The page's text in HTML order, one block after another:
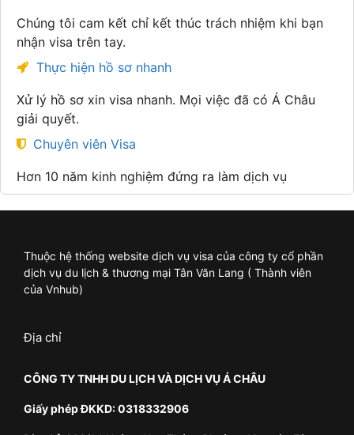
Chúng tôi cam kết chỉ kết thúc trách nhiệm khi bạn
nhận visa trên tay.
Thực hiện hồ sơ nhanh
Xử lý hồ sơ xin visa nhanh. Mọi việc đã có Á Châu
giải quyết.
Chuyên viên Visa
Hơn 10 năm kinh nghiệm đứng ra làm dịch vụ
Thuộc hệ thống website dịch vụ visa của công ty cổ phần
dịch vụ du lịch & thương mại Tân Văn Lang ( Thành viên
của Vnhub)
Địa chỉ
CÔNG TY TNHH DU LỊCH VÀ DỊCH VỤ Á CHÂU
Giấy phép ĐKKD: 0318332906